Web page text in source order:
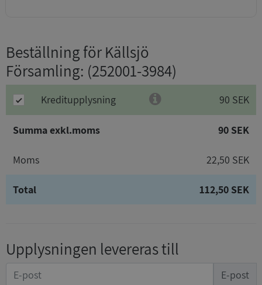
Beställning för Källsjö
Församling: (252001-3984)
Kreditupplysning 90 SEK
Summa exkl.moms 90 SEK
Moms 22,50 SEK
Total 112,50 SEK
Upplysningen levereras till
E-post